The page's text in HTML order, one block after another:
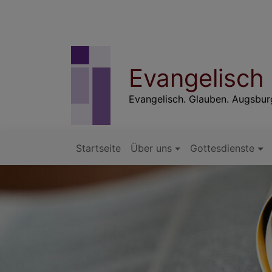
Evangelisch. Glauben.
Hauptnavigation
Startseite Über uns Gottesdienste